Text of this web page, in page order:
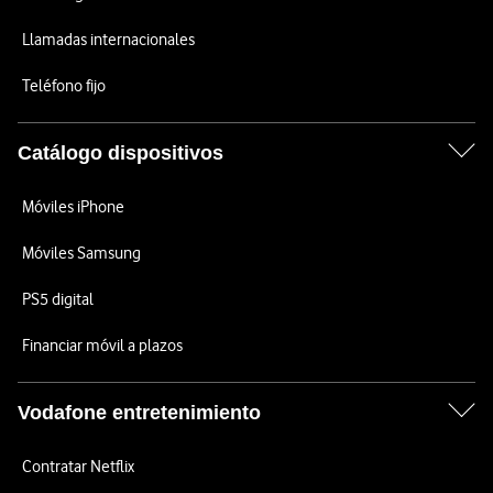
Llamadas internacionales
Teléfono fijo
Catálogo dispositivos
Móviles iPhone
Móviles Samsung
PS5 digital
Financiar móvil a plazos
Vodafone entretenimiento
Contratar Netflix